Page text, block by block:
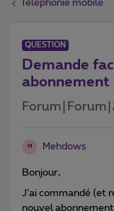
Téléphonie mobile
QUESTION
Demande
abonnement
M Mehdows
Bonjour,
J’ai commandé (et
nouvel abonnement